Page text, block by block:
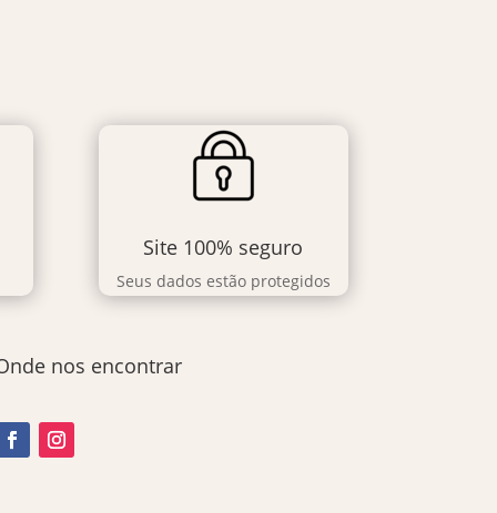
Site 100% seguro
Seus dados estão protegidos
nos encontrar